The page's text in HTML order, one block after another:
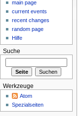
main page
current events
recent changes
random page
Hilfe
Suche
Werkzeuge
Atom
Spezialseiten